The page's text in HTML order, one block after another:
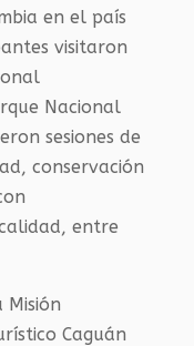
en el país
visitaron
Nacional
sesiones de
conservación
entre
Misión
Caguán